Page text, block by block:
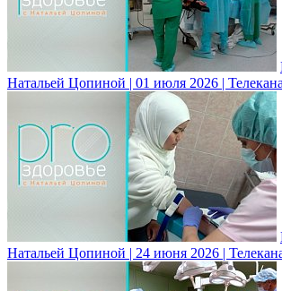
Натальей Цопиной | 01 июля 2026 |
Натальей Цопиной | 24 июня 2026 |